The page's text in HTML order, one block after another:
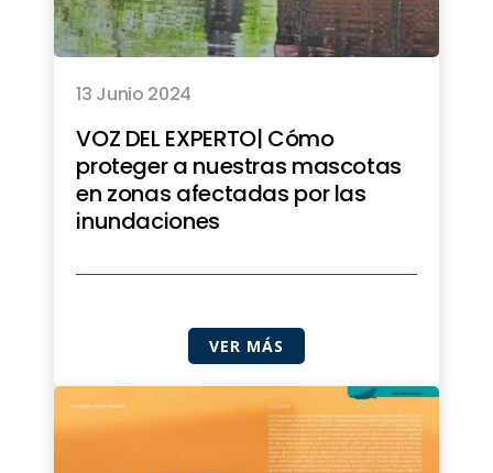
13 Junio 2024
VOZ DEL EXPERTO| Cómo
proteger a nuestras mascotas
en zonas afectadas por las
inundaciones
VER MÁS